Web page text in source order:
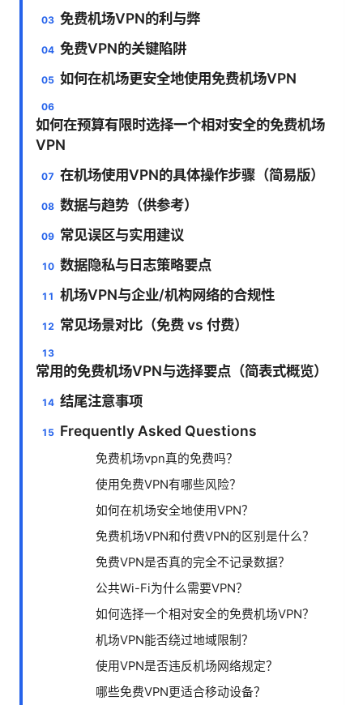
免费机场VPN的利与弊
免费VPN的关键陷阱
如何在机场更安全地使用免费机场VPN
如何在预算有限时选择一个相对安全的免费机场
VPN
在机场使用VPN的具体操作步骤（简易版）
数据与趋势（供参考）
常见误区与实用建议
数据隐私与日志策略要点
机场VPN与企业/机构网络的合规性
常见场景对比（免费 vs 付费）
常用的免费机场VPN与选择要点（简表式概览）
结尾注意事项
Frequently Asked Questions
免费机场vpn真的免费吗？
使用免费VPN有哪些风险？
如何在机场安全地使用VPN？
免费机场VPN和付费VPN的区别是什么？
免费VPN是否真的完全不记录数据？
公共Wi-Fi为什么需要VPN？
如何选择一个相对安全的免费机场VPN？
机场VPN能否绕过地域限制？
使用VPN是否违反机场网络规定？
哪些免费VPN更适合移动设备？